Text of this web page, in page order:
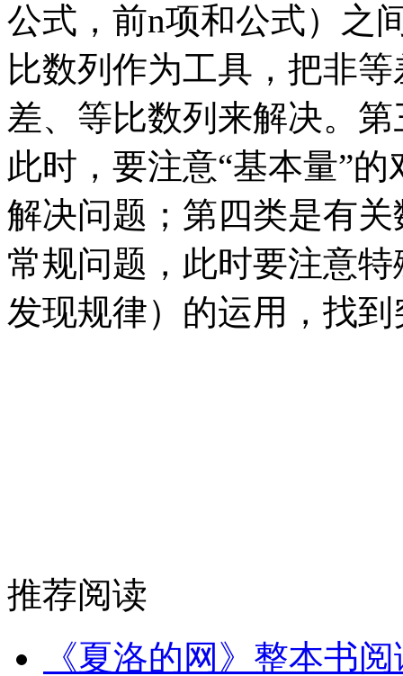
公式，前n项和公式）之
比数列作为工具，把非
差、等比数列来解决。
此时，要注意“基本量”
解决问题；第四类是有
常规问题，此时要注意
发现规律）的运用，找
推荐阅读
《夏洛的网》整本书